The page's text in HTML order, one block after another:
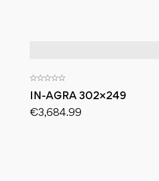
IN-AGRA 302×249
€3,684.99